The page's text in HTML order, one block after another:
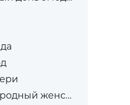
день (8-е марта)